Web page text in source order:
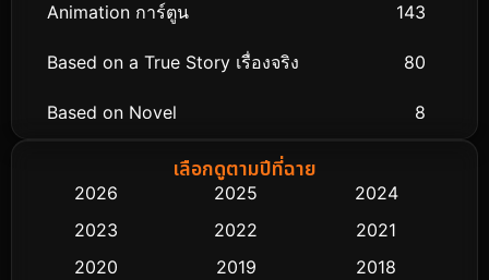
Animation การ์ตูน 143
Based on a True Story เรื่องจริง 80
Based on Novel 8
Biography ชีวิตจริง
Classic หนังคลาสสิก
เลือกดูตามปีที่ฉาย
2026 2025
2024
2023
2022
2021
2020
2019
2018